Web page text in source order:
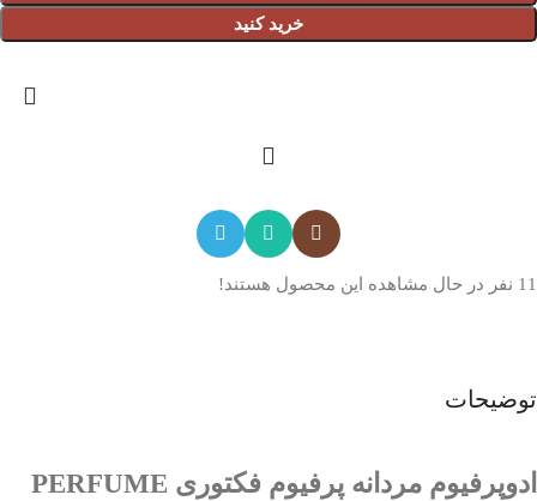
خرید کنید
11 نفر در حال مشاهده این محصول هستند!
توضیحات
ادوپرفیوم مردانه پرفیوم فکتوری PERFUME